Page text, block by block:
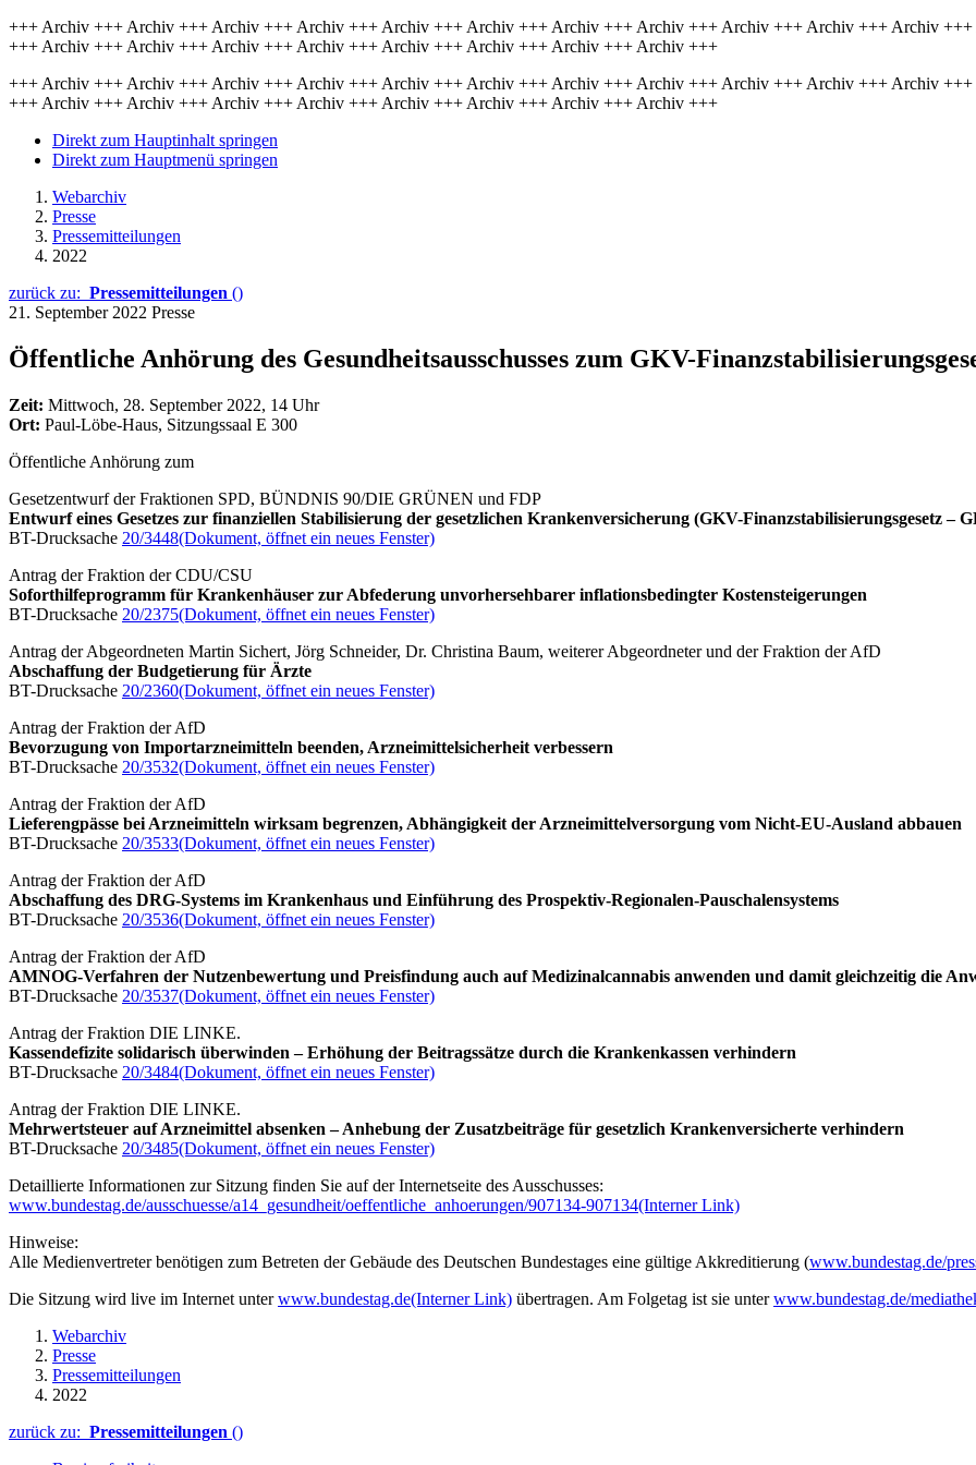
+++ Archiv +++ Archiv +++ Archiv +++ Archiv +++ Archiv +++ Archiv +++ Archiv +++ Archiv +++ Archiv +++ Archiv +++ Archiv
+++ Archiv +++ Archiv +++ Archiv +++ Archiv +++ Archiv +++ Archiv +++ Archiv +++ Archiv +++
+++ Archiv +++ Archiv +++ Archiv +++ Archiv +++ Archiv +++ Archiv +++ Archiv +++ Archiv +++ Archiv +++ Archiv +++ Archiv
+++ Archiv +++ Archiv +++ Archiv +++ Archiv +++ Archiv +++ Archiv +++ Archiv +++ Archiv +++
Direkt zum Hauptinhalt springen
Direkt zum Hauptmenü springen
Webarchiv
Presse
Pressemitteilungen
2022
zurück zu: Pressemitteilungen ()
21. September 2022 Presse
Öffentliche Anhörung des Gesundheitsausschusses zum GKV-
Zeit: Mittwoch, 28. September 2022, 14 Uhr
Ort: Paul-Löbe-Haus, Sitzungssaal E 300
Öffentliche Anhörung zum
Gesetzentwurf der Fraktionen SPD, BÜNDNIS 90/DIE GRÜNEN und FDP
Entwurf eines Gesetzes zur finanziellen Stabilisierung der gesetzlichen Krankenversicherung (GKV-Finanzstabilisierungsgesetz –
BT-Drucksache 20/3448(Dokument, öffnet ein neues Fenster)
Antrag der Fraktion der CDU/CSU
Soforthilfeprogramm für Krankenhäuser zur Abfederung unvorhersehbarer inflationsbedingter Kostensteigerungen
BT-Drucksache 20/2375(Dokument, öffnet ein neues Fenster)
Antrag der Abgeordneten Martin Sichert, Jörg Schneider, Dr. Christina Baum, weiterer Abgeordneter und der Fraktion der AfD
Abschaffung der Budgetierung für Ärzte
BT-Drucksache 20/2360(Dokument, öffnet ein neues Fenster)
Antrag der Fraktion der AfD
Bevorzugung von Importarzneimitteln beenden, Arzneimittelsicherheit verbessern
BT-Drucksache 20/3532(Dokument, öffnet ein neues Fenster)
Antrag der Fraktion der AfD
Lieferengpässe bei Arzneimitteln wirksam begrenzen, Abhängigkeit der Arzneimittelversorgung vom Nicht-EU-Ausland abbauen
BT-Drucksache 20/3533(Dokument, öffnet ein neues Fenster)
Antrag der Fraktion der AfD
Abschaffung des DRG-Systems im Krankenhaus und Einführung des Prospektiv-Regionalen-Pauschalensystems
BT-Drucksache 20/3536(Dokument, öffnet ein neues Fenster)
Antrag der Fraktion der AfD
AMNOG-Verfahren der Nutzenbewertung und Preisfindung auch auf Medizinalcannabis anwenden und damit gleichzeitig die
BT-Drucksache 20/3537(Dokument, öffnet ein neues Fenster)
Antrag der Fraktion DIE LINKE.
Kassendefizite solidarisch überwinden – Erhöhung der Beitragssätze durch die Krankenkassen verhindern
BT-Drucksache 20/3484(Dokument, öffnet ein neues Fenster)
Antrag der Fraktion DIE LINKE.
Mehrwertsteuer auf Arzneimittel absenken – Anhebung der Zusatzbeiträge für gesetzlich Krankenversicherte verhindern
BT-Drucksache 20/3485(Dokument, öffnet ein neues Fenster)
Detaillierte Informationen zur Sitzung finden Sie auf der Internetseite des Ausschusses:
www.bundestag.de/ausschuesse/a14_gesundheit/oeffentliche_anhoerungen/907134-907134(Interner Link)
Hinweise:
Alle Medienvertreter benötigen zum Betreten der Gebäude des Deutschen Bundestages eine gültige Akkreditierung (www.bundestag.de/
Die Sitzung wird live im Internet unterwww.bundestag.de(Interner Link) übertragen. Am Folgetag ist sie unterwww.bundestag.de/
Webarchiv
Presse
Pressemitteilungen
2022
zurück zu: Pressemitteilungen ()